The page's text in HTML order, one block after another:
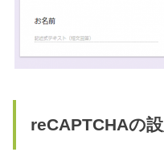
reCAPTCHAの